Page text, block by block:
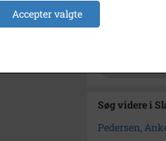
Enhed
Arkiv
Søg videre i
Pedersen,
Accepter valgte